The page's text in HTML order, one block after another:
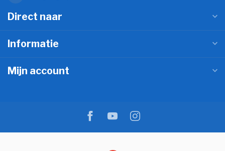
Direct naar
Informatie
Mijn account